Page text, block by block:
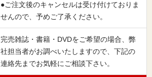
●ご注文後のキャンセルは受け付けておりま
せんので、予めご了承ください。
完売雑誌・書籍・DVDをご希望の場合、弊
社担当者がお調べいたしますので、下記の
連絡先までお気軽にご相談下さい。